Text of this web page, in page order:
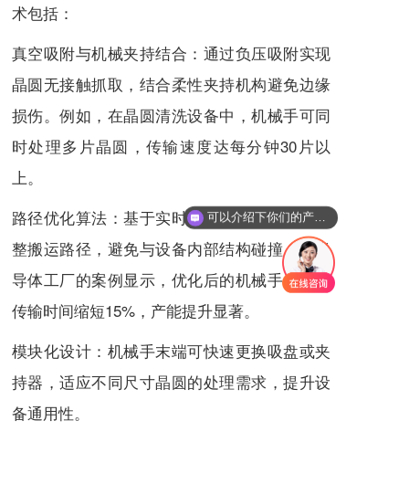
术包括：
真空吸附与机械夹持结合：通过负压吸附实现
晶圆无接触抓取，结合柔性夹持机构避免边缘
损伤。例如，在晶圆清洗设备中，机械手可同
时处理多片晶圆，传输速度达每分钟30片以
上。
路径优化算法：基于实时传感器数据，动态调
整搬运路径，避免与设备内部结构碰撞。某半
导体工厂的案例显示，优化后的机械手使晶圆
传输时间缩短15%，产能提升显著。
模块化设计：机械手末端可快速更换吸盘或夹
持器，适应不同尺寸晶圆的处理需求，提升设
备通用性。
可以介绍下你们的产品么